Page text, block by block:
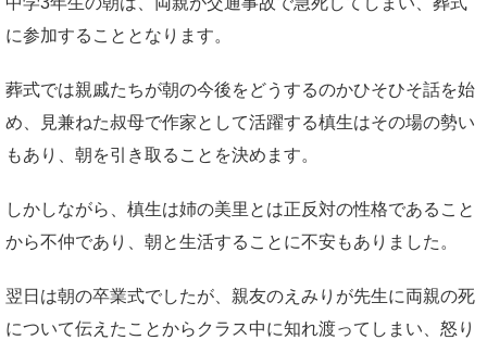
に参加することとなります。
葬式では親戚たちが朝の今後をどうするのかひそひそ話を始
め、見兼ねた叔母で作家として活躍する槙生はその場の勢い
もあり、朝を引き取ることを決めます。
しかしながら、槙生は姉の美里とは正反対の性格であること
から不仲であり、朝と生活することに不安もありました。
翌日は朝の卒業式でしたが、親友のえみりが先生に両親の死
について伝えたことからクラス中に知れ渡ってしまい、怒り